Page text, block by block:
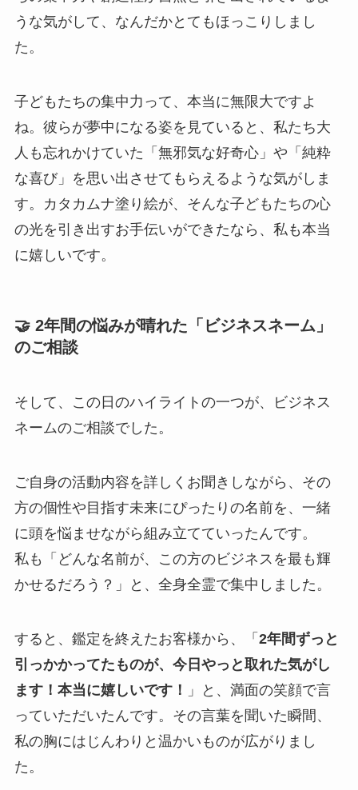
うな気がして、なんだかとてもほっこりしまし
た。
子どもたちの集中力って、本当に無限大ですよ
ね。彼らが夢中になる姿を見ていると、私たち大
人も忘れかけていた「無邪気な好奇心」や「純粋
な喜び」を思い出させてもらえるような気がしま
す。カタカムナ塗り絵が、そんな子どもたちの心
の光を引き出すお手伝いができたなら、私も本当
に嬉しいです。
🤝 2年間の悩みが晴れた「ビジネスネーム」
のご相談
そして、この日のハイライトの一つが、ビジネス
ネームのご相談でした。
ご自身の活動内容を詳しくお聞きしながら、その
方の個性や目指す未来にぴったりの名前を、一緒
に頭を悩ませながら組み立てていったんです。
私も「どんな名前が、この方のビジネスを最も輝
かせるだろう？」と、全身全霊で集中しました。
すると、鑑定を終えたお客様から、「 2年間ずっと
引っかかってたものが、今日やっと取れた気がし
ます！本当に嬉しいです！
」と、満面の笑顔で言
っていただいたんです。その言葉を聞いた瞬間、
私の胸にはじんわりと温かいものが広がりまし
た。